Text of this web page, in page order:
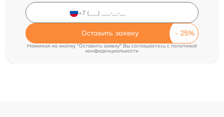
Оставить заявку
Нажимая на кнопку "Оставить заявку" Вы соглашаетесь cполитикой
конфиденциальности